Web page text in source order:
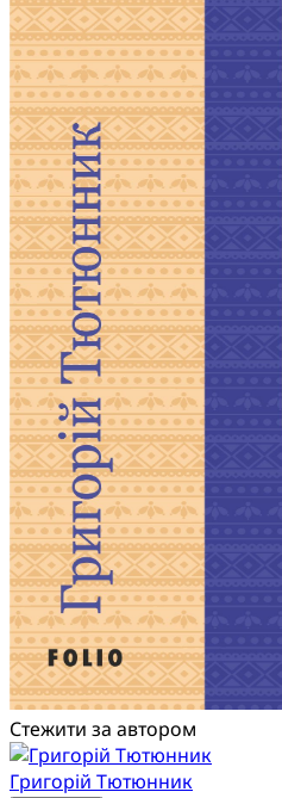
Стежити за автором
Григорій Тютюнник